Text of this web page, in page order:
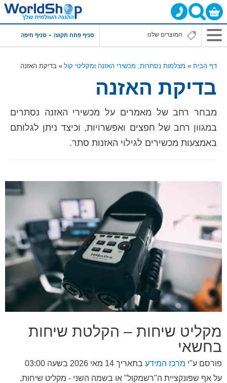
סניף פתח תקווה סניף חיפה
דף הבית מצלמות נסתרות, מכשירי האזנה ומקליטי קול בדיקת האזנה
בדיקת האזנה
מבחר רחב של מאמרים על מכשירי האזנה נסתרים
במגוון רחב של חפצים ואפשרויות, וכיצד ניתן לגלותם
באמצעות מכשירים לגילוי האזנות סתר.
מקליט שיחות – הקלטת שיחות
בחשאי
פורסם ע"י מרכז המידע בתאריך 14 מאי 2026 בשעה 03:00
על אף שפונקציית ה"רשמקול" או בשמה השני - מקליט שיחות,